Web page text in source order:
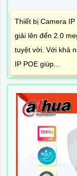
Thiết bị Camera IP
giải lên đến 2.0
tuyệt vời. Với khả
IP POE giúp...